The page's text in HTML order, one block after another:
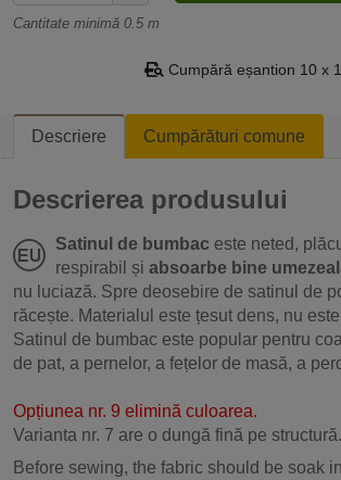
Cantitate minimă 0.5 m
Cumpără eșantion 10 x
Descriere Cumpărături comune
Descrierea produsului
Satinul de bumbac este neted,
respirabil și absoarbe bine
nu luciază. Spre deosebire de satinul de
răcește. Materialul este țesut dens, nu
Satinul de bumbac este popular pentru
de pat, a pernelor, a fețelor de masă, a
Opțiunea nr. 9 elimină culoarea.
Varianta nr. 7 are o dungă fină pe structură.
Before sewing, the fabric should be soak